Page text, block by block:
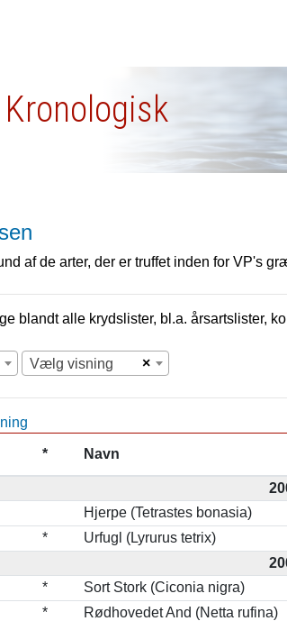
af de arter, der er truffet inden for VP's
blandt alle krydslister, bl.a. årsartslister,
×
Vælg visning
* Navn
Hjerpe (Tetrastes bonasia)
* Urfugl (Lyrurus tetrix)
* Sort Stork (Ciconia nigra)
* Rødhovedet And (Netta rufina)